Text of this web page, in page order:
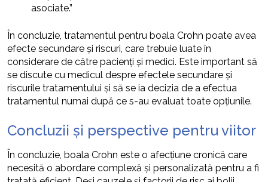
asociate.”
În concluzie, tratamentul pentru boala Crohn poate avea
efecte secundare și riscuri, care trebuie luate în
considerare de către pacienți și medici. Este important să
se discute cu medicul despre efectele secundare și
riscurile tratamentului și să se ia decizia de a efectua
tratamentul numai după ce s-au evaluat toate opțiunile.
Concluzii și perspective pentru viitor
În concluzie, boala Crohn este o afecțiune cronică care
necesită o abordare complexă și personalizată pentru a fi